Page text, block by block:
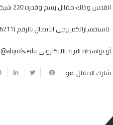
القدس وذلك مقابل رسم وقدره 220 شيكل غير مستردة.
لاستفساراتكم يرجى الاتصال بالرقم (2756211-02)
أو بواسطة البريد الالكتروني admissionhelp@alquds.edu
شارك المقال عبر: